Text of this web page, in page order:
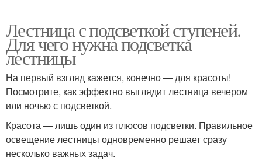
Лестница с подсветкой ступеней.
Для чего нужна подсветка
лестницы
На первый взгляд кажется, конечно — для красоты!
Посмотрите, как эффектно выглядит лестница вечером
или ночью с подсветкой.
Красота — лишь один из плюсов подсветки. Правильное
освещение лестницы одновременно решает сразу
несколько важных задач.